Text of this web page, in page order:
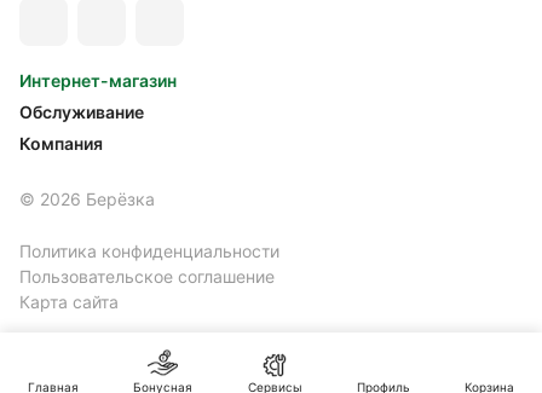
Интернет-магазин
Обслуживание
Компания
© 2026 Берёзка
Политика конфиденциальности
Пользовательское соглашение
Карта сайта
Главная Бонусная Сервисы Профиль Корзина